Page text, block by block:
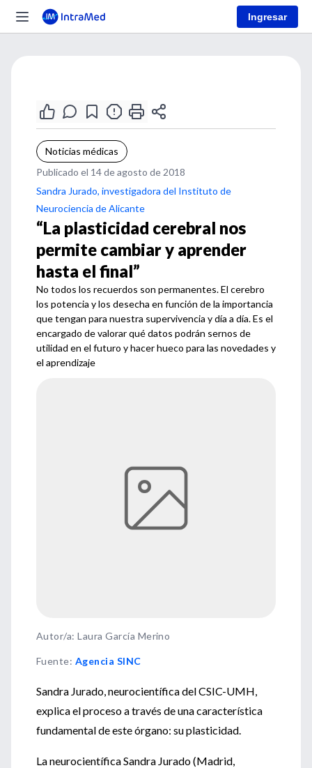
Ingresar
Noticias médicas
Publicado el 14 de agosto de 2018
Sandra Jurado, investigadora del Instituto de
Neurociencia de Alicante
“La plasticidad cerebral nos
permite cambiar y aprender
hasta el final”
No todos los recuerdos son permanentes. El cerebro
los potencia y los desecha en función de la importancia
que tengan para nuestra supervivencia y día a día. Es el
encargado de valorar qué datos podrán sernos de
utilidad en el futuro y hacer hueco para las novedades y
el aprendizaje
Autor/a: Laura García Merino
Fuente: Agencia SINC
Sandra Jurado, neurocientífica del CSIC-UMH,
explica el proceso a través de una característica
fundamental de este órgano: su plasticidad.
La neurocientífica Sandra Jurado (Madrid,